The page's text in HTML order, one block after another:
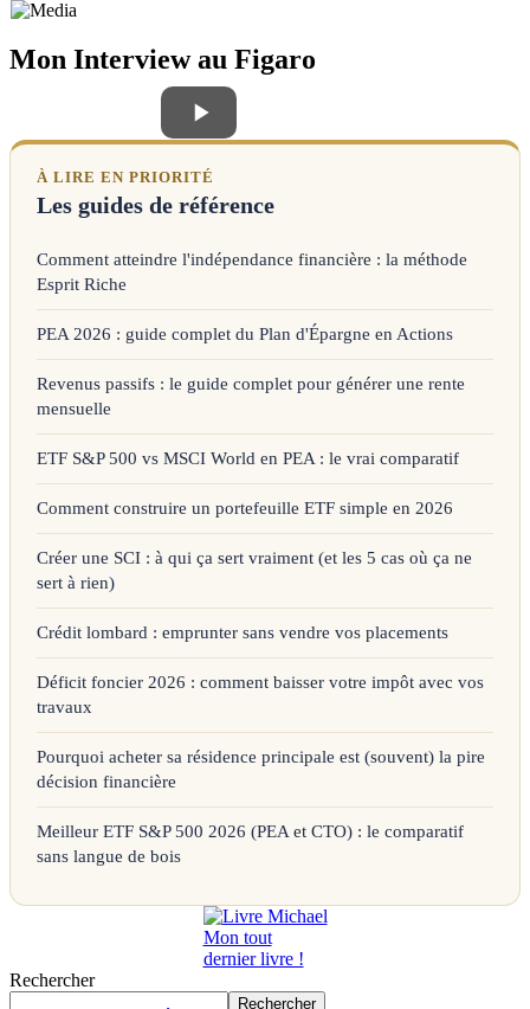
Mon Interview au Figaro
À LIRE EN PRIORITÉ
Les guides de référence
Comment atteindre l'indépendance financière : la méthode
Esprit Riche
PEA 2026 : guide complet du Plan d'Épargne en Actions
Revenus passifs : le guide complet pour générer une rente
mensuelle
ETF S&P 500 vs MSCI World en PEA : le vrai comparatif
Comment construire un portefeuille ETF simple en 2026
Créer une SCI : à qui ça sert vraiment (et les 5 cas où ça ne
sert à rien)
Crédit lombard : emprunter sans vendre vos placements
Déficit foncier 2026 : comment baisser votre impôt avec vos
travaux
Pourquoi acheter sa résidence principale est (souvent) la pire
décision financière
Meilleur ETF S&P 500 2026 (PEA et CTO) : le comparatif
sans langue de bois
Mon tout
dernier livre !
Rechercher
Rechercher